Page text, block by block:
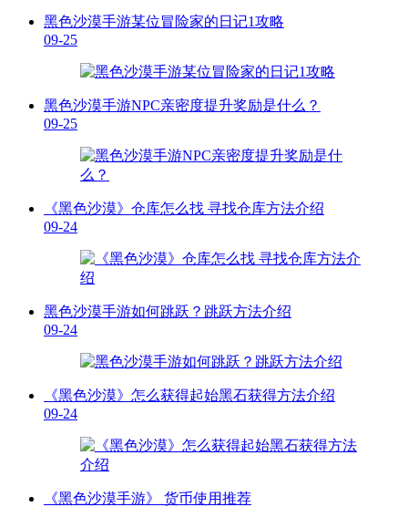
黑色沙漠手游某位冒险家的日记1攻略
09-25
黑色沙漠手游NPC亲密度提升奖励是什么？
09-25
《黑色沙漠》仓库怎么找 寻找仓库方法介绍
09-24
黑色沙漠手游如何跳跃？跳跃方法介绍
09-24
《黑色沙漠》怎么获得起始黑石获得方法介绍
09-24
《黑色沙漠手游》 货币使用推荐